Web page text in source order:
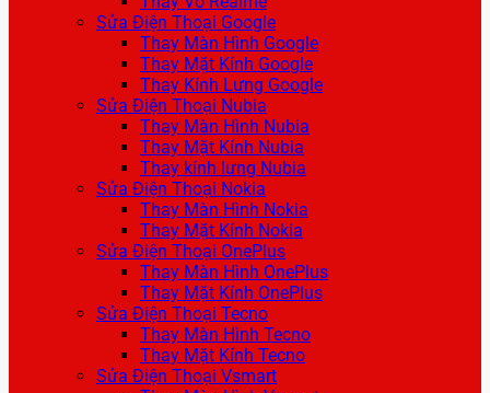
Sửa Điện Thoại Google
Thay Màn Hình Google
Thay Mặt Kính Google
Thay Kính Lưng Google
Sửa Điện Thoại Nubia
Thay Màn Hình Nubia
Thay Mặt Kính Nubia
Thay kính lưng Nubia
Sửa Điện Thoại Nokia
Thay Màn Hình Nokia
Thay Mặt Kính Nokia
Sửa Điện Thoại OnePlus
Thay Màn Hình OnePlus
Thay Mặt Kính OnePlus
Sửa Điện Thoại Tecno
Thay Màn Hình Tecno
Thay Mặt Kính Tecno
Sửa Điện Thoại Vsmart